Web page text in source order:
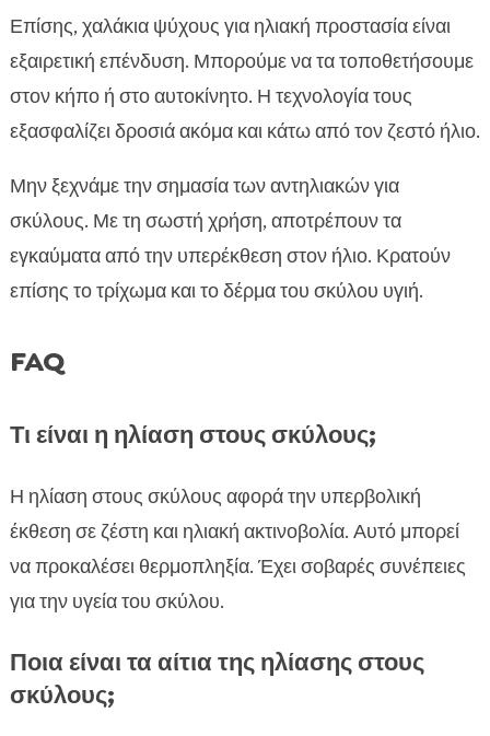
Επίσης, χαλάκια ψύχους για ηλιακή προστασία είναι
εξαιρετική επένδυση. Μπορούμε να τα τοποθετήσουμε
στον κήπο ή στο αυτοκίνητο. Η τεχνολογία τους
εξασφαλίζει δροσιά ακόμα και κάτω από τον ζεστό ήλιο.
Μην ξεχνάμε την σημασία των αντηλιακών για
σκύλους. Με τη σωστή χρήση, αποτρέπουν τα
εγκαύματα από την υπερέκθεση στον ήλιο. Κρατούν
επίσης το τρίχωμα και το δέρμα του σκύλου υγιή.
FAQ
Τι είναι η ηλίαση στους σκύλους;
Η ηλίαση στους σκύλους αφορά την υπερβολική
έκθεση σε ζέστη και ηλιακή ακτινοβολία. Αυτό μπορεί
να προκαλέσει θερμοπληξία. Έχει σοβαρές συνέπειες
για την υγεία του σκύλου.
Ποια είναι τα αίτια της ηλίασης στους
σκύλους;